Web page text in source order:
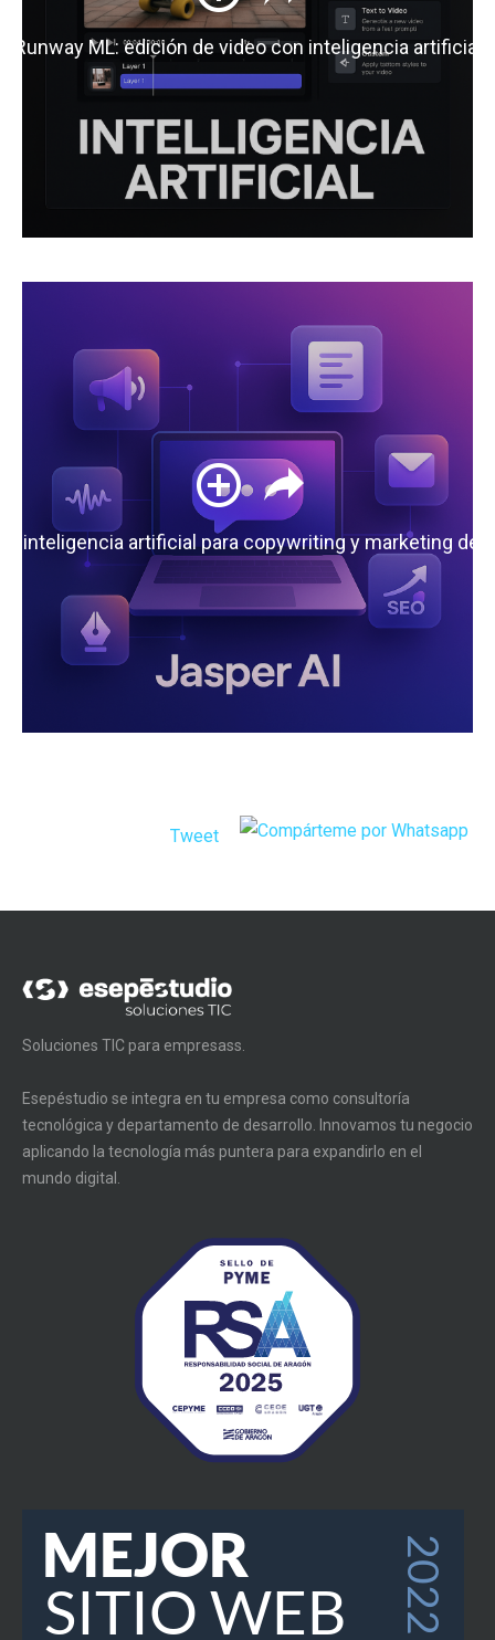
Runway ML: edición de video con inteligencia artificial
la inteligencia artificial para copywriting y marketing de
Tweet
Soluciones TIC para empresass.
Esepéstudio se integra en tu empresa como consultoría
tecnológica y departamento de desarrollo. Innovamos tu negocio
aplicando la tecnología más puntera para expandirlo en el
mundo digital.